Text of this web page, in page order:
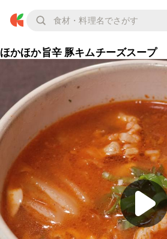
ほかほか旨辛 豚キムチーズスープ